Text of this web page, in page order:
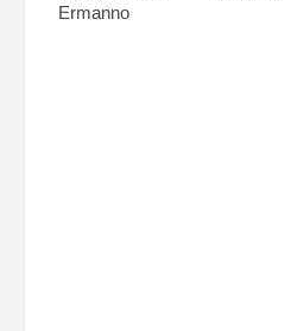
Ermanno